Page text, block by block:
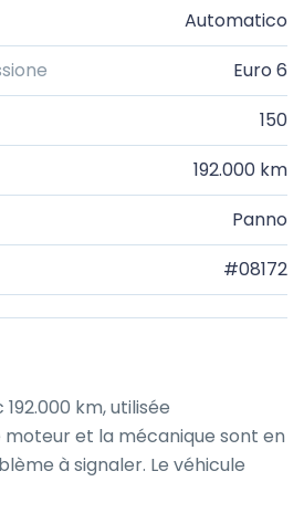
Automatico
Euro 6
150
192.000 km
Panno
#08172
km, utilisée
moteur et la mécanique sont en
à signaler. Le véhicule